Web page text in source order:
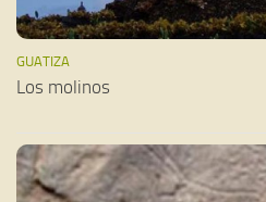
GUATIZA
Los molinos